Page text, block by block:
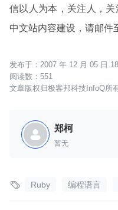
信以人为本，关注人，
中文站内容建设，请邮件
2007 年 12 月 05 日
551
文章版权归极客邦科技InfoQ所
郑柯
暂无
 Ruby 编程语言